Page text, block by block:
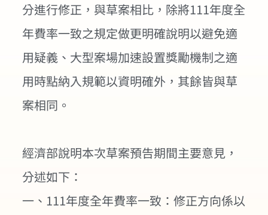
分進行修正，與草案相比，除將111年度全
年費率一致之規定做更明確說明以避免適
用疑義、大型案場加速設置獎勵機制之適
用時點納入規範以資明確外，其餘皆與草
案相同。
經濟部說明本次草案預告期間主要意見，
分述如下：
一、111年度全年費率一致：修正方向係以